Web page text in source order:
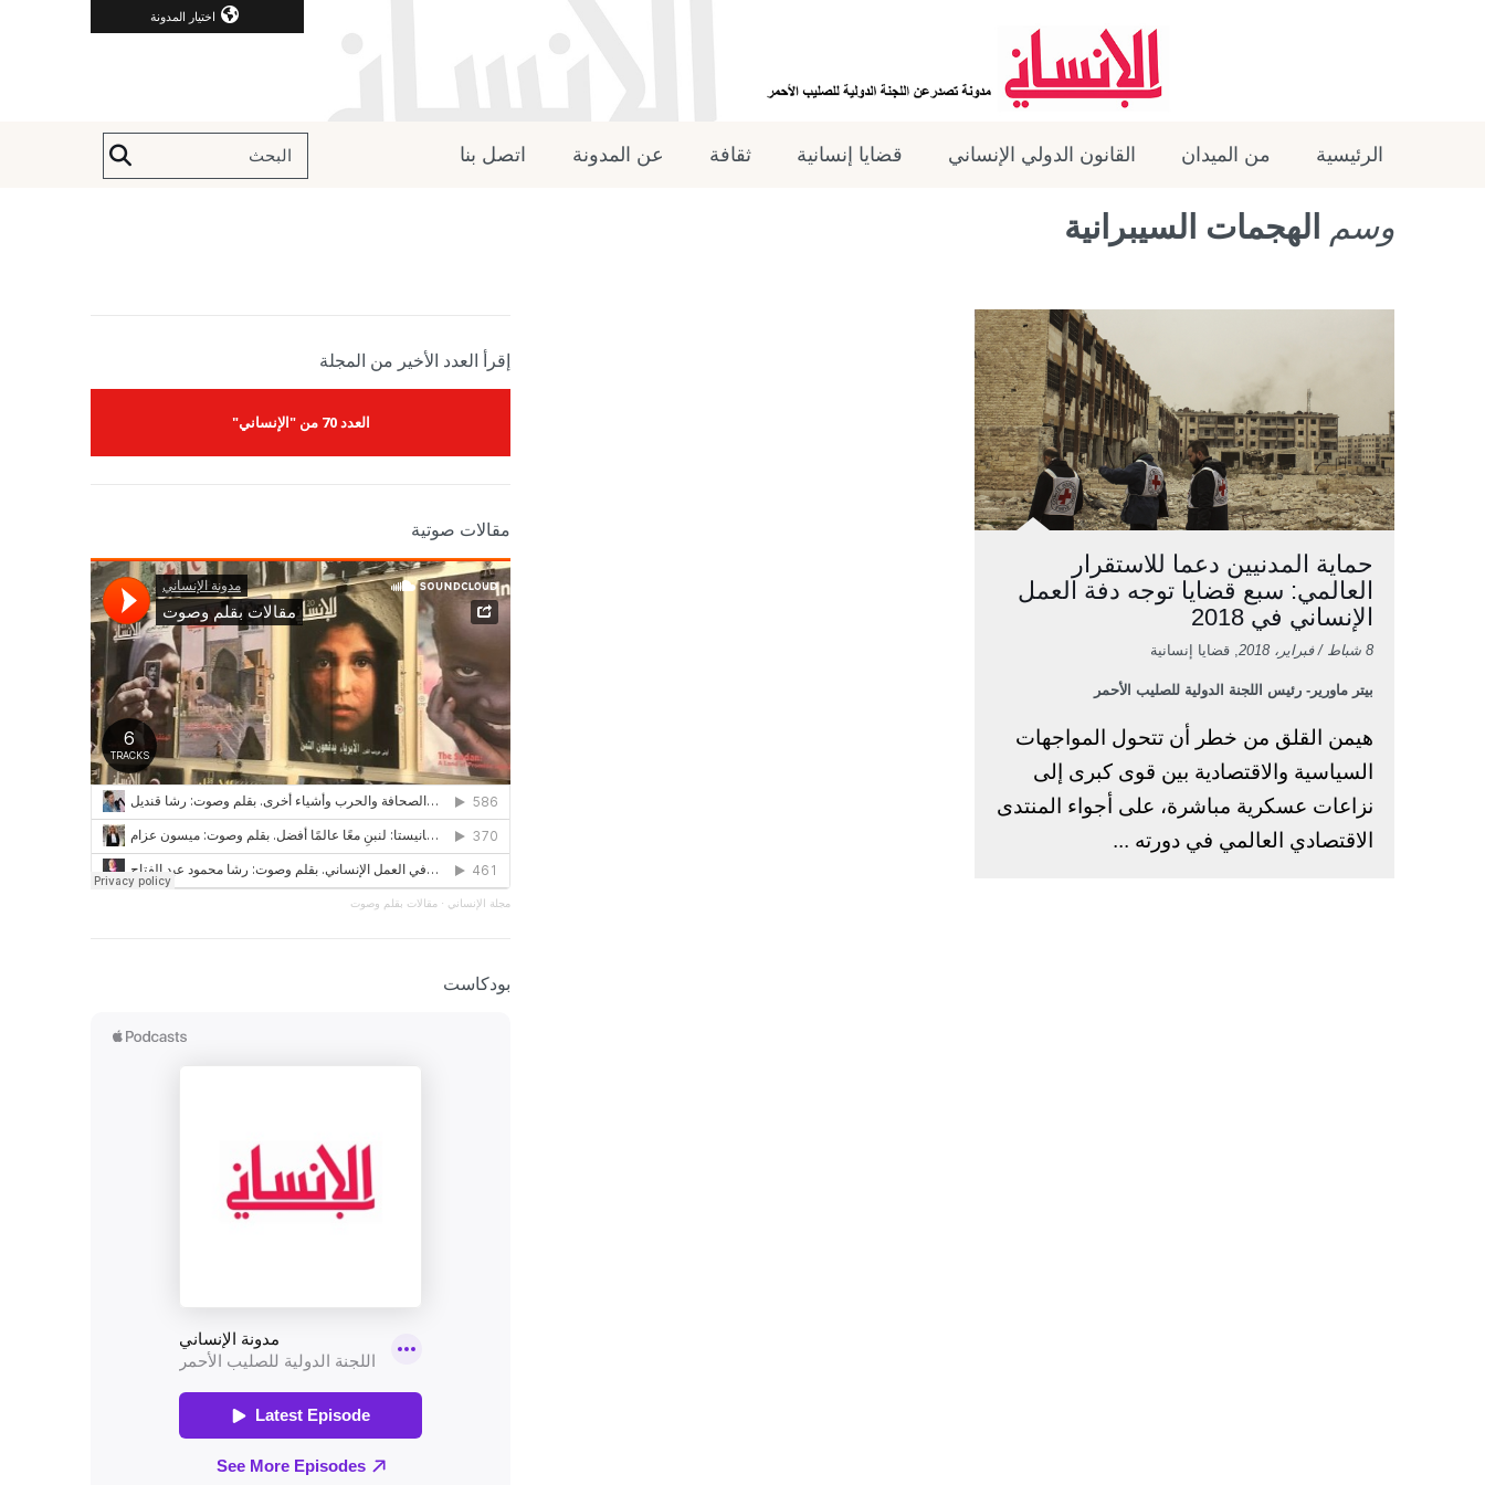
اختيار المدونة
الرئيسية من الميدان القانون الدولي الإنساني قضايا إنسانية ثقافة عن المدونة اتصل بنا
وسم الهجمات السيبرانية
حماية المدنيين دعما للاستقرار
العالمي: سبع قضايا توجه دفة العمل
الإنساني في 2018
8 شباط / فبراير، 2018 , قضايا إنسانية
بيتر ماورير- رئيس اللجنة الدولية للصليب الأحمر
هيمن القلق من خطر أن تتحول المواجهات
السياسية والاقتصادية بين قوى كبرى إلى
نزاعات عسكرية مباشرة، على أجواء المنتدى
الاقتصادي العالمي في دورته ...
إقرأ العدد الأخير من المجلة
العدد 70 من "الإنساني"
مقالات صوتية
مجلة الإنساني · مقالات بقلم وصوت
بودكاست